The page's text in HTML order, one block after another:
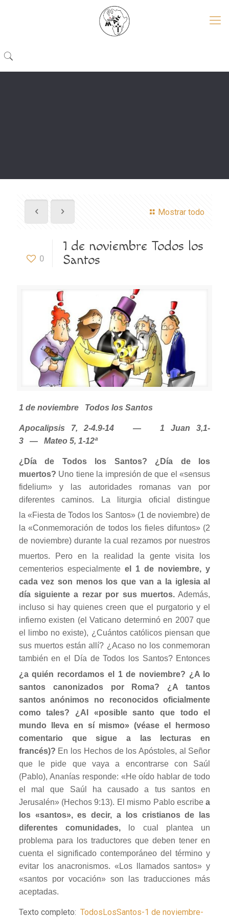
Mostrar todo
0
1 de noviembre Todos los
Santos
1 de noviembre Todos los Santos
Apocalipsis 7, 2-4.9-14 — 1 Juan 3,1-
3 — Mateo 5, 1-12ª
¿Día de Todos los Santos? ¿Día de los
muertos? Uno tiene la impresión de que el «sensus
fidelium» y las autoridades romanas van por
diferentes caminos. La liturgia oficial distingue
la «Fiesta de Todos los Santos» (1 de noviembre) de
la «Conmemoración de todos los fieles difuntos» (2
de noviembre) durante la cual rezamos por nuestros
muertos. Pero en la realidad
la gente visita los
cementerios especialmente el 1 de noviembre, y
cada vez son menos los que van a la iglesia al
día siguiente a rezar por sus muertos.Además,
incluso si hay quienes creen que el purgatorio y el
infierno existen (el Vaticano determinó en 2007 que
el limbo no existe), ¿Cuántos católicos piensan que
sus muertos están allí? ¿Acaso no los conmemoran
también en el Día de Todos los Santos? Entonces
¿a quién recordamos el 1 de noviembre? ¿A lo
santos canonizados por Roma? ¿A tantos
santos anónimos no reconocidos oficialmente
como tales? ¿Al «posible santo que todo el
mundo lleva en sí mismo» (véase el hermoso
comentario que sigue a las lecturas en
francés)? En los Hechos de los Apóstoles, al Señor
que le pide que vaya a encontrarse con Saúl
(Pablo), Ananías responde: «He oído hablar de todo
el mal que Saúl ha causado a tus santos en
Jerusalén» (Hechos 9:13). El mismo Pablo escribea
los «santos», es decir, a los cristianos de las
diferentes comunidades, lo cual plantea un
problema para los traductores que deben tener en
cuenta el significado contemporáneo del término y
evitar los anacronismos. «Los llamados santos» y
«santos por vocación» son las traducciones más
aceptadas.
Texto completo: TodosLosSantos-1 de noviembre-